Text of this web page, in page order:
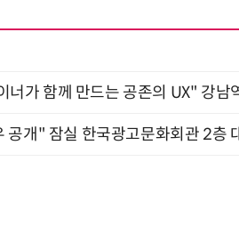
가 함께 만드는 공존의 UX" 강남
공개" 잠실 한국광고문화회관 2층